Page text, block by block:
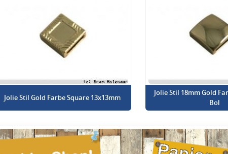
Jolie Stil Gold Farbe Square 13x13mm
Jolie Stil 18mm Gold
Bol